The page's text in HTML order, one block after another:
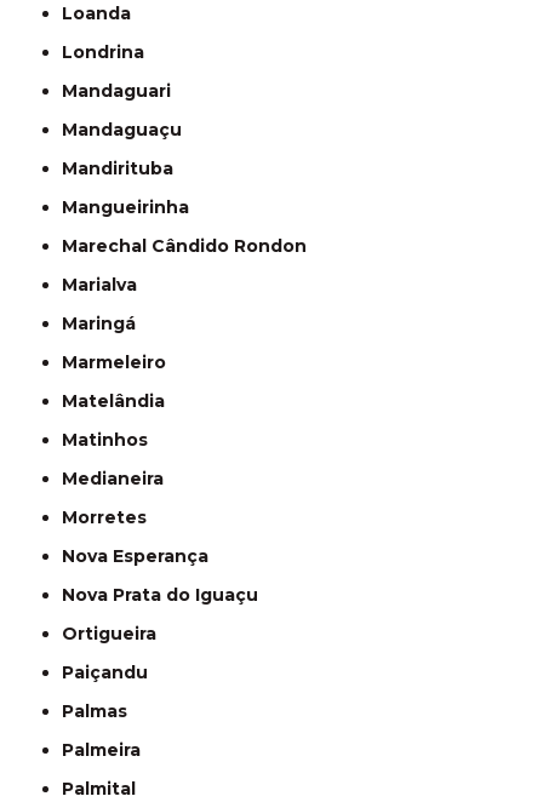
Loanda
Londrina
Mandaguari
Mandaguaçu
Mandirituba
Mangueirinha
Marechal Cândido Rondon
Marialva
Maringá
Marmeleiro
Matelândia
Matinhos
Medianeira
Morretes
Nova Esperança
Nova Prata do Iguaçu
Ortigueira
Paiçandu
Palmas
Palmeira
Palmital